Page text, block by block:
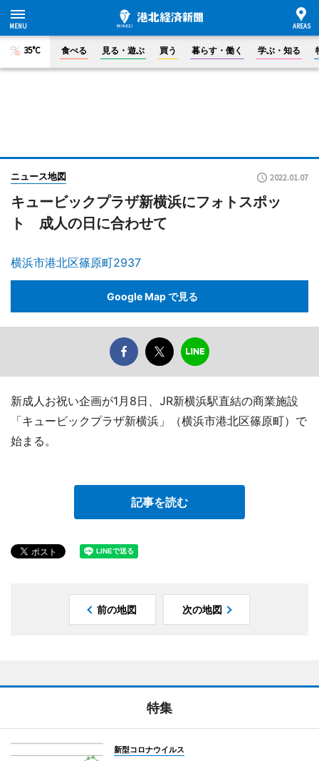
35°C 食べる 見る・遊ぶ 買う 暮らす・働く 学ぶ・知る
ニュース地図 2022.01.07
キュービックプラザ新横浜にフォトスポッ
ト 成人の日に合わせて
横浜市港北区篠原町2937
Google Map で見る
新成人お祝い企画が1月8日、JR新横浜駅直結の商業施設
「キュービックプラザ新横浜」（横浜市港北区篠原町）で
始まる。
記事を読む
前の地図 次の地図
特集
新型コロナウイルス